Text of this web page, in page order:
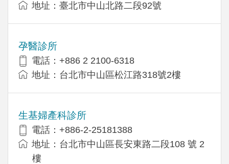
地址：臺北市中山北路二段92號
孕醫診所
電話：+886 2 2100-6318
地址：台北市中山區松江路318號2樓
生基婦產科診所
電話：+886-2-25181388
地址：台北市中山區長安東路二段108 號 2
樓